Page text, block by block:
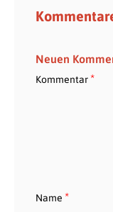
Neuen
Kommentar*
Name *